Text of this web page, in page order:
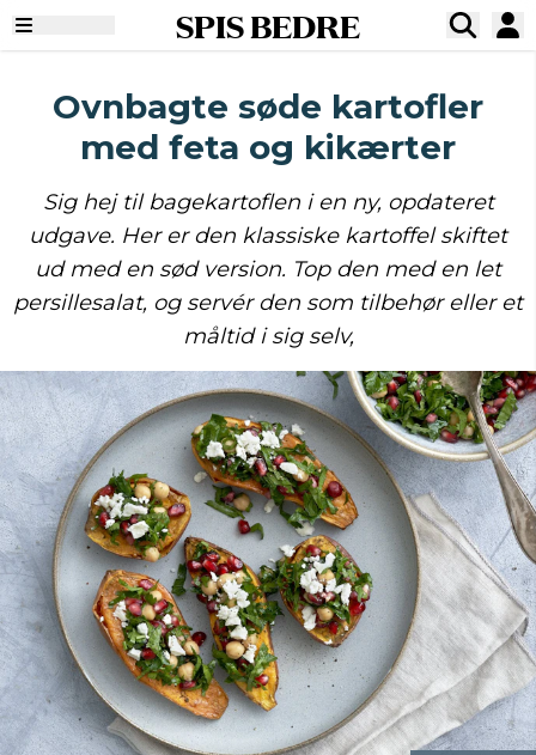
SPIS BEDRE
Ovnbagte søde kartofler
med feta og kikærter
Sig hej til bagekartoflen i en ny, opdateret
udgave. Her er den klassiske kartoffel skiftet
ud med en sød version. Top den med en let
persillesalat, og servér den som tilbehør eller et
måltid i sig selv,